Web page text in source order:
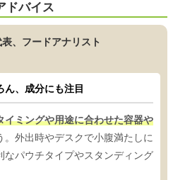
ドバイス
、フードアナリスト
ん、成分にも注目
イミングや用途に合わせた容器や
。外出時やデスクで小腹満たしに
なパウチタイプやスタンディング